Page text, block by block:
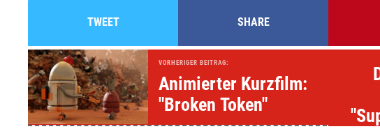
TWEET SHARE
VORHERIGER BEITRAG:
Animierter Kurzfilm:
"Broken Token"